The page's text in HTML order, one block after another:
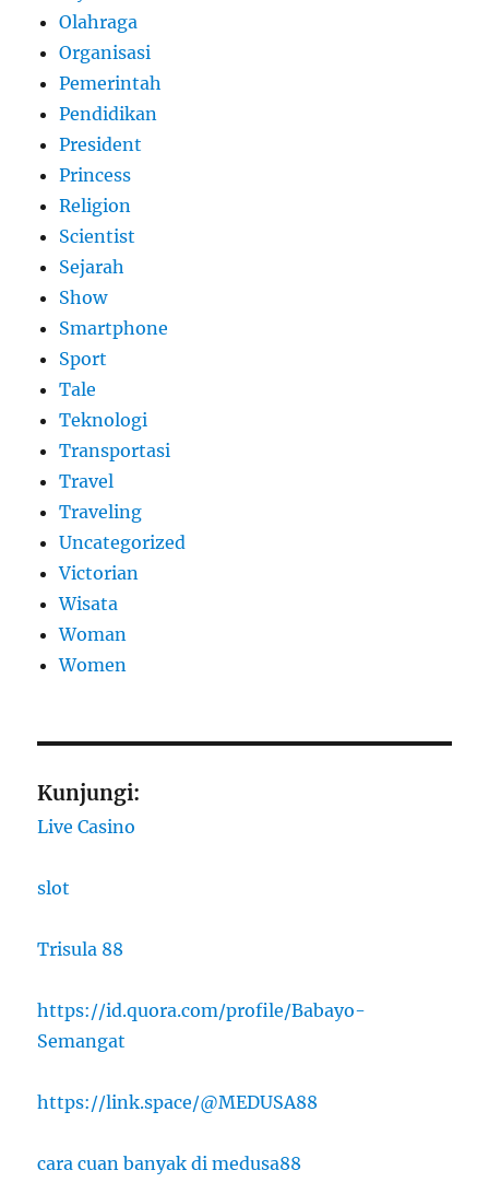
Olahraga
Organisasi
Pemerintah
Pendidikan
President
Princess
Religion
Scientist
Sejarah
Show
Smartphone
Sport
Tale
Teknologi
Transportasi
Travel
Traveling
Uncategorized
Victorian
Wisata
Woman
Women
Kunjungi:
Live Casino
slot
Trisula 88
https://id.quora.com/profile/Babayo-
Semangat
https://link.space/@MEDUSA88
cara cuan banyak di medusa88